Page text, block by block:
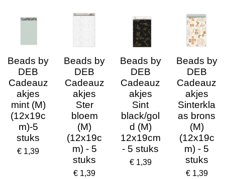
Beads by
DEB
Cadeauz
akjes
mint (M)
(12x19c
m)-5
stuks
€ 1,39
Beads by
DEB
Cadeauz
akjes
Ster
bloem
(M)
(12x19c
m) - 5
stuks
€ 1,39
Beads by
DEB
Cadeauz
akjes
Sint
black/gol
d (M)
12x19cm
- 5 stuks
€ 1,39
Beads by
DEB
Cadeauz
akjes
Sinterkla
as brons
(M)
(12x19c
m) - 5
stuks
€ 1,39